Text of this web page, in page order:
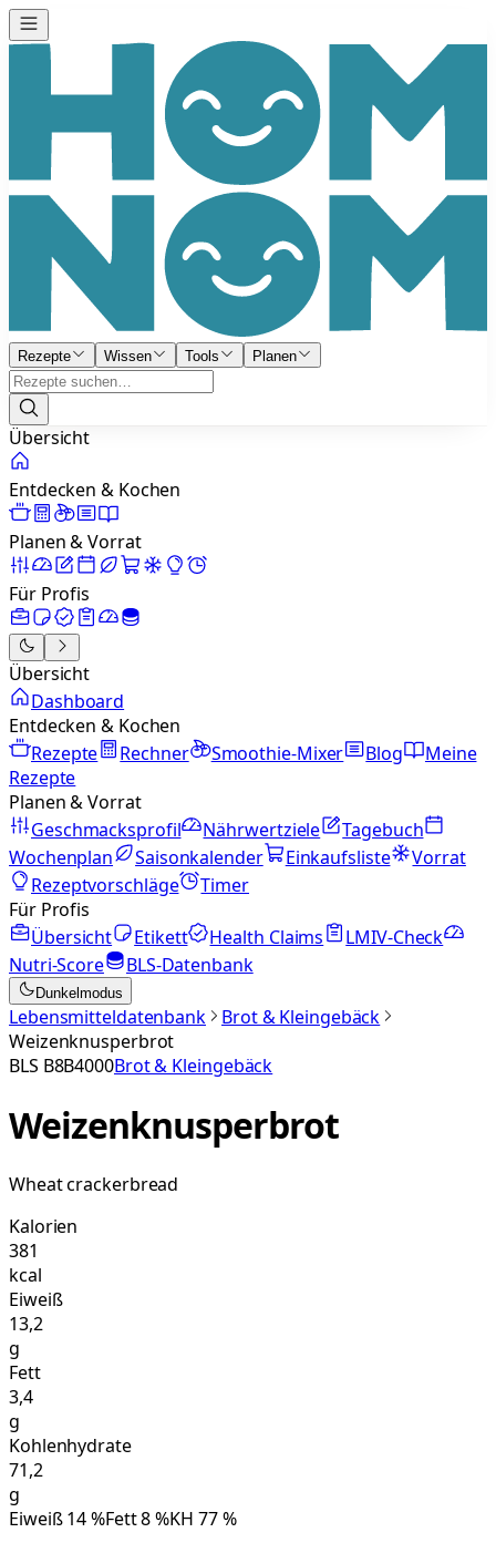
Rezepte Wissen Tools Planen
Übersicht
Entdecken & Kochen
Planen & Vorrat
Für Profis
Übersicht
Dashboard
Entdecken & Kochen
Rezepte
Rechner Smoothie-Mixer Blog
Meine
Rezepte
Planen & Vorrat
Geschmacksprofil
Nährwertziele
Tagebuch
Wochenplan
Saisonkalender Einkaufsliste
Vorrat
Rezeptvorschläge
Timer
Für Profis
Übersicht
Etikett Health Claims
LMIV-Check
Nutri-Score
BLS-Datenbank
Dunkelmodus
Lebensmitteldatenbank
Brot & Kleingebäck
Weizenknusperbrot
BLS B8B4000Brot & Kleingebäck
Weizenknusperbrot
Wheat crackerbread
Kalorien
381
kcal
Eiweiß
13,2
g
Fett
3,4
g
Kohlenhydrate
71,2
g
Eiweiß14%Fett8%KH 77%